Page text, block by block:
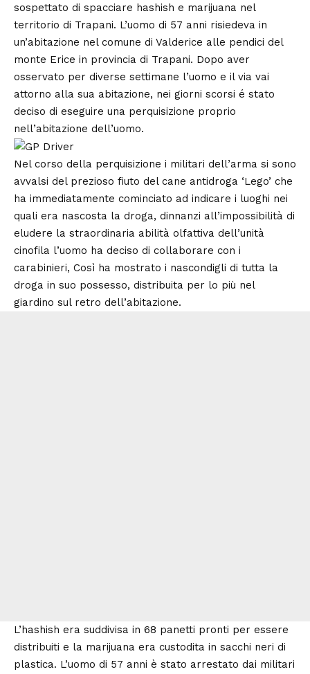
sospettato di spacciare hashish e marijuana nel
territorio di Trapani. L’uomo di 57 anni risiedeva in
un’abitazione nel comune di Valderice alle pendici del
monte Erice in provincia di Trapani. Dopo aver
osservato per diverse settimane l’uomo e il via vai
attorno alla sua abitazione, nei giorni scorsi é stato
deciso di eseguire una perquisizione proprio
nell’abitazione dell’uomo.
Nel corso della perquisizione i militari dell’arma si sono
avvalsi del prezioso fiuto del cane antidroga ‘Lego’ che
ha immediatamente cominciato ad indicare i luoghi nei
quali era nascosta la droga, dinnanzi all’impossibilità di
eludere la straordinaria abilità olfattiva dell’unità
cinofila l’uomo ha deciso di collaborare con i
carabinieri, Così ha mostrato i nascondigli di tutta la
droga in suo possesso, distribuita per lo più nel
giardino sul retro dell’abitazione.
L’hashish era suddivisa in 68 panetti pronti per essere
distribuiti e la marijuana era custodita in sacchi neri di
plastica. L’uomo di 57 anni è stato arrestato dai militari